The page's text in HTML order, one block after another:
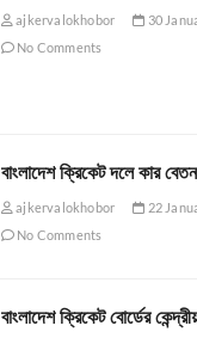
ajkervalokhobor
30
No Comments
বাংলাদেশ ক্রিকেট দলে কার
ajkervalokhobor
22
No Comments
বাংলাদেশ ক্রিকেট বোর্ডের